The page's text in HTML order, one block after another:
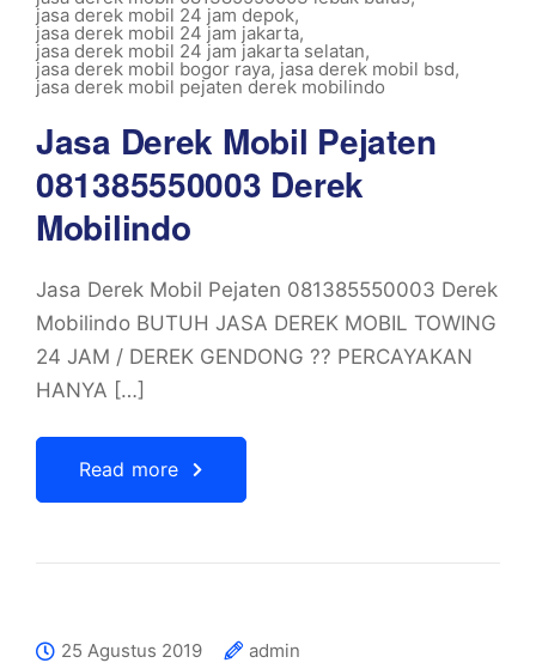
jasa derek mobil 24 jam depok,
jasa derek mobil 24 jam jakarta,
jasa derek mobil 24 jam jakarta selatan,
jasa derek mobil bogor raya, jasa derek mobil bsd,
jasa derek mobil pejaten derek mobilindo
Jasa Derek Mobil Pejaten
081385550003 Derek
Mobilindo
Jasa Derek Mobil Pejaten 081385550003 Derek
Mobilindo BUTUH JASA DEREK MOBIL TOWING
24 JAM / DEREK GENDONG ?? PERCAYAKAN
HANYA […]
Read more
25 Agustus 2019
admin